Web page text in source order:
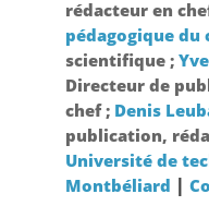
rédacteur en
pédagogique du
scientifique ;
Directeur de
chef ; Denis
publication,
Université de
Montbéliard |